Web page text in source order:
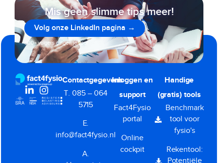
Mis geen slimme tips meer!
Volg onze LinkedIn pagina →
800+ volgers gingen je voor
Contactgegevens
T. 085 – 064
5715
E.
info@fact4fysio.nl
A.
Inloggen en
support
Fact4Fysio
portal
Online
cockpit
Handige
(gratis) tools
Benchmark
tool voor
fysio's
Rekentool: